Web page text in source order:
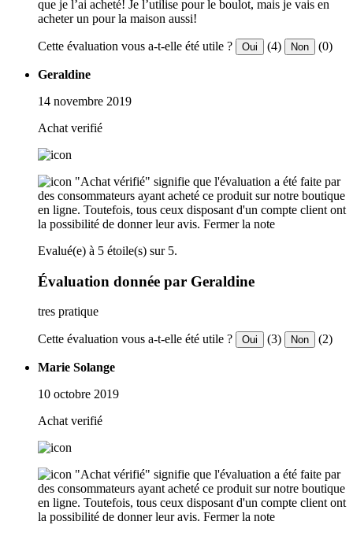
que je l’ai acheté! Je l’utilise pour le boulot, mais je vais en
acheter un pour la maison aussi!
Cette évaluation vous a-t-elle été utile ? Oui (4) Non (0)
Geraldine
14 novembre 2019
Achat verifié
"Achat vérifié" signifie que l'évaluation a été faite par
des consommateurs ayant acheté ce produit sur notre boutique
en ligne. Toutefois, tous ceux disposant d'un compte client ont
la possibilité de donner leur avis. Fermer la note
Evalué(e) à 5 étoile(s) sur 5.
Évaluation donnée par Geraldine
tres pratique
Cette évaluation vous a-t-elle été utile ? Oui (3) Non (2)
Marie Solange
10 octobre 2019
Achat verifié
"Achat vérifié" signifie que l'évaluation a été faite par
des consommateurs ayant acheté ce produit sur notre boutique
en ligne. Toutefois, tous ceux disposant d'un compte client ont
la possibilité de donner leur avis. Fermer la note